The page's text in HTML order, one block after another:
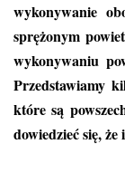
wykonywanie
sprężonym
wykonywaniu
Przedstawiamy
które są
dowiedzieć się, że